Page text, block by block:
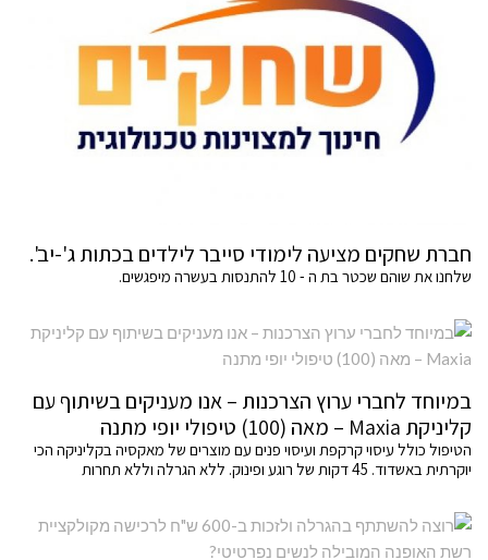
חברת שחקים מציעה לימודי סייבר לילדים בכתות ג'-יב'.
שלחנו את שוהם שכטר בת ה - 10 להתנסות בעשרה מיפגשים.
במיוחד לחברי ערוץ הצרכנות – אנו מעניקים בשיתוף עם
קליניקת Maxia – מאה (100) טיפולי יופי מתנה
הטיפול כולל עיסוי קרקפת ועיסוי פנים עם מוצרים של מאקסיה בקליניקה הכי
יוקרתית באשדוד. 45 דקות של רוגע ופינוק. ללא הגרלה וללא תחרות